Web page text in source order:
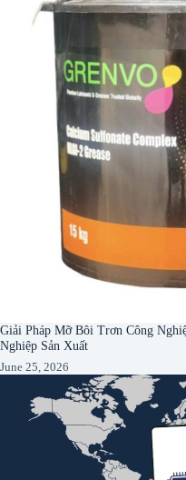
Giải Pháp Mỡ Bôi Trơn Công
Nghiệp Sản Xuất
June 25, 2026